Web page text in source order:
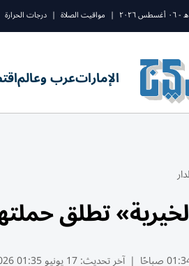
| مواقيت الصلاة | درجات الحرارة
الإماراتعرب وعالم
تطلق حملتها
| آخر تحديث:17 يونيو 01:35 2026